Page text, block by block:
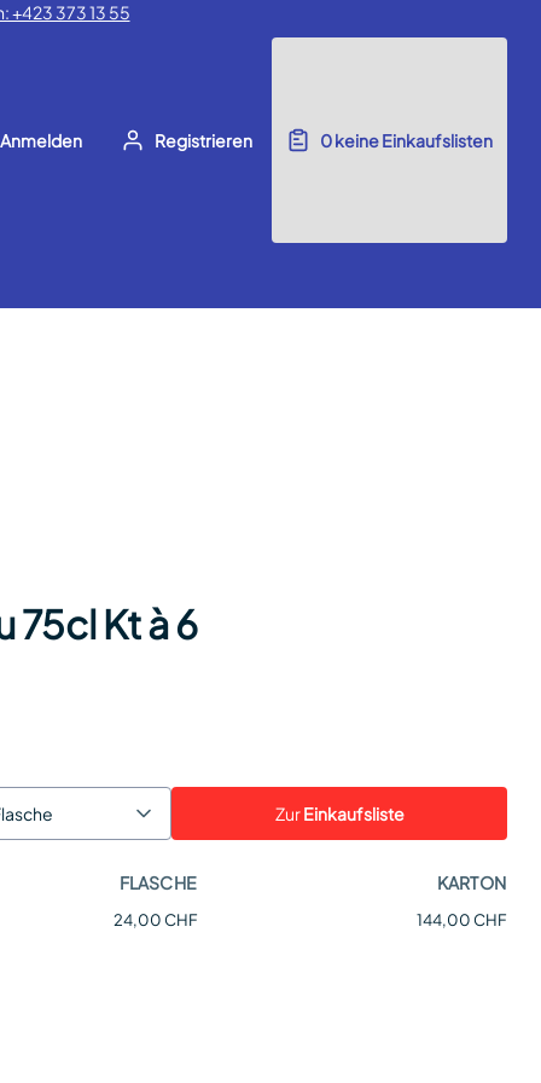
+423 373 13 55
Anmelden Registrieren 0keine Einkaufslisten
75cl Kt à 6
ZurEinkaufsliste
FLASCHE KARTON
24,00 CHF 144,00 CHF